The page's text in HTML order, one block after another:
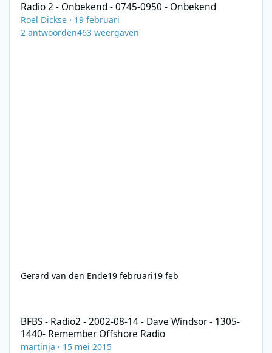
Radio 2 - Onbekend - 0745-0950 - Onbekend
Roel Dickse · 19 februari
2 antwoorden463 weergaven
Gerard van den Ende19 februari19 feb
BFBS - Radio2 - 2002-08-14 - Dave Windsor - 1305-
1440- Remember Offshore Radio
martinja · 15 mei 2015